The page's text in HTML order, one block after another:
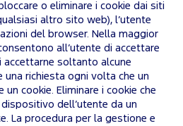
o eliminare i cookie dai siti
altro sito web), l’utente
del browser. Nella maggior
all’utente di accettare
soltanto alcune
richiesta ogni volta che un
cookie. Eliminare i cookie che
dell’utente da un
La procedura per la gestione e